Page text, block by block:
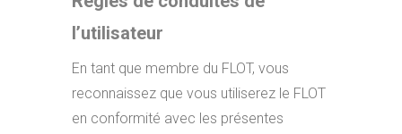
l’utilisateur
En tant que membre du FLOT, vous
reconnaissez que vous utiliserez le FLOT
en conformité avec les présentes